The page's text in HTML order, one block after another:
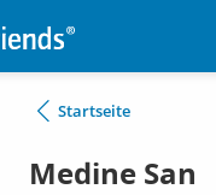
Startseite
Medine San